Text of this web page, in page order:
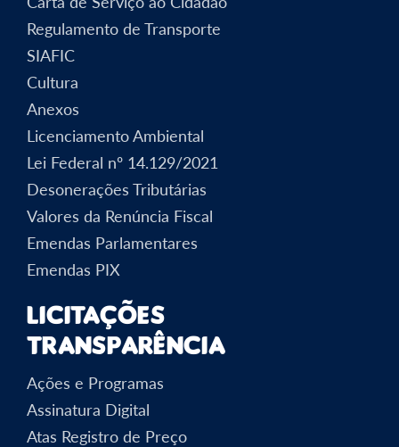
Regulamento de Transporte
SIAFIC
Cultura
Anexos
Licenciamento Ambiental
Lei Federal nº 14.129/2021
Desonerações Tributárias
Valores da Renúncia Fiscal
Emendas Parlamentares
Emendas PIX
Licitações
Transparência
Ações e Programas
Assinatura Digital
Atas Registro de Preço